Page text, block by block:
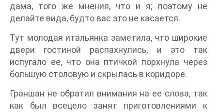
дама, того же мнения, что и я; поэтому не
делайте вида, будто вас это не касается.
Тут молодая итальянка заметила, что широкие
двери гостиной распахнулись, и это так
испугало ее, что она птичкой порхнула через
большую столовую и скрылась в коридоре.
Граншан не обратил внимания на ее слова, так
как был всецело занят приготовлениями к